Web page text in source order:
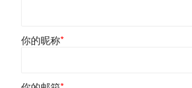
你的昵称*